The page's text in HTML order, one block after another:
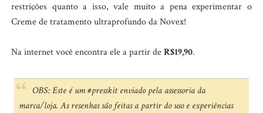
restrições quanto a isso, vale muito a pena experimentar o
Creme de tratamento ultraprofundo da Novex!
Na internet você encontra ele a partir deR$19,90.
OBS: Este é um #presskit enviado pela assessoria da
marca/loja. As resenhas são feitas a partir do uso e experiências